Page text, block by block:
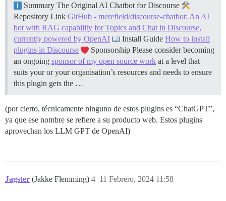
Summary The Original AI Chatbot for Discourse
Repository Link GitHub - merefield/discourse-chatbot: An AI
bot with RAG capability for Topics and Chat in Discourse,
currently powered by OpenAI
Install Guide How to install
plugins in Discourse
Sponsorship Please consider becoming
an ongoing sponsor of my open source work at a level that
suits your or your organisation’s resources and needs to ensure
this plugin gets the …
(por cierto, técnicamente ninguno de estos plugins es “ChatGPT”,
ya que ese nombre se refiere a su producto web. Estos plugins
aprovechan los LLM GPT de OpenAI)
Jagster (Jakke Flemming) 11 Febrero, 2024 11:58
4